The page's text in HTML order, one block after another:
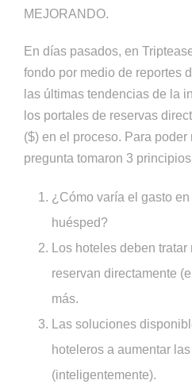
MEJORANDO.
En días pasados, en
fondo por medio de reportes
las últimas tendencias de la
los portales de reservas
($) en el proceso. Para poder
pregunta tomaron 3
¿Cómo varía el gasto
huésped?
Los hoteles deben
reservan directamente
más.
Las soluciones
hoteleros a aumentar
(inteligentemente).